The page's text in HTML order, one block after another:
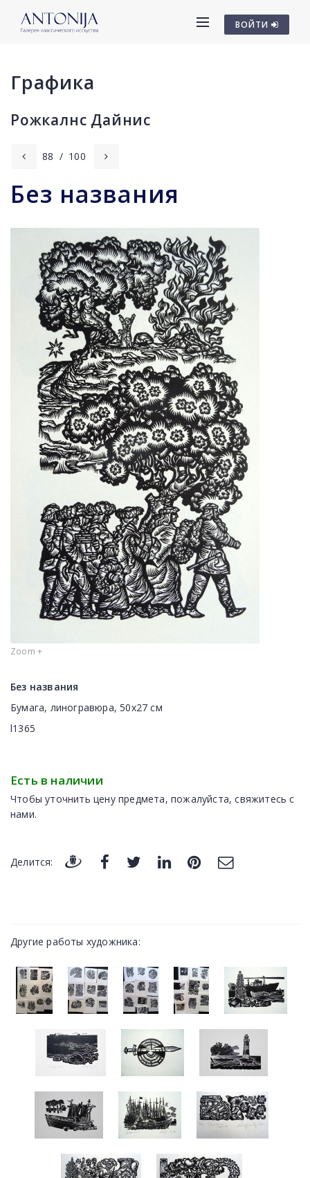
ВОЙТИ
Графика
Рожкалнс Дайниc
88 / 100
Без названия
Zoom +
Без названия
Бумага, линогравюра, 50х27 см
l1365
Есть в наличии
Чтобы уточнить цену предмета, пожалуйста, свяжитесь с
нами.
Делится:
Другие работы художника: